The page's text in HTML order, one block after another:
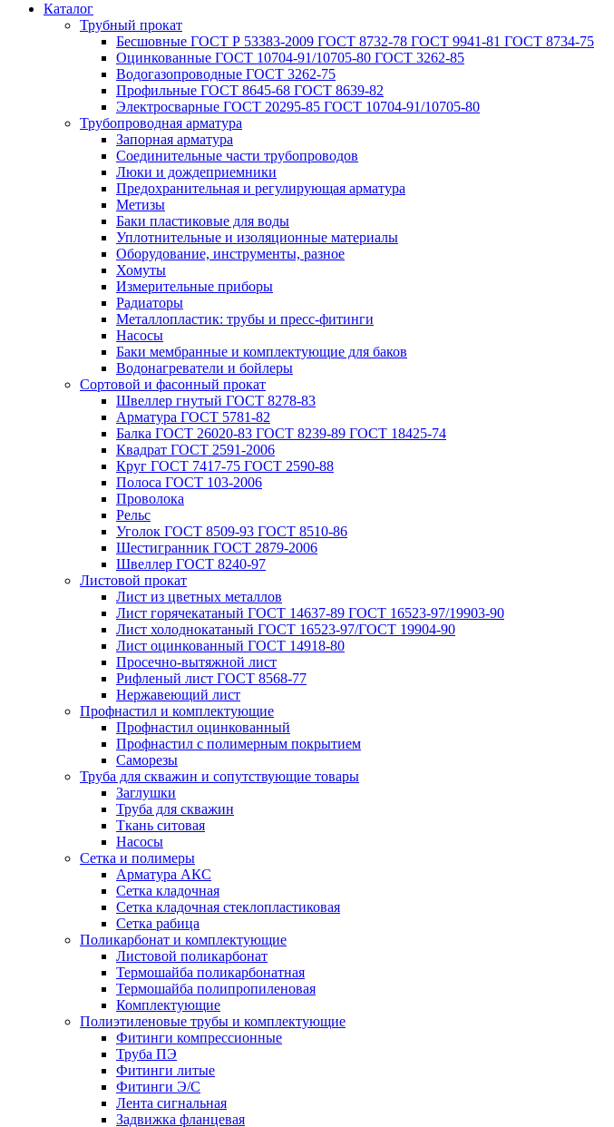
Каталог
Трубный прокат
Беcшовные ГОСТ Р 53383-2009 ГОСТ 8732-78 ГОСТ 9941-81 ГОСТ 8734-75
Оцинкованные ГОСТ 10704-91/10705-80 ГОСТ 3262-85
Водогазопроводные ГОСТ 3262-75
Профильные ГОСТ 8645-68 ГОСТ 8639-82
Электросварные ГОСТ 20295-85 ГОСТ 10704-91/10705-80
Трубопроводная арматура
Запорная арматура
Соединительные части трубопроводов
Люки и дождеприемники
Предохранительная и регулирующая арматура
Метизы
Баки пластиковые для воды
Уплотнительные и изоляционные материалы
Оборудование, инструменты, разное
Хомуты
Измерительные приборы
Радиаторы
Металлопластик: трубы и пресс-фитинги
Насосы
Баки мембранные и комплектующие для баков
Водонагреватели и бойлеры
Сортовой и фасонный прокат
Швеллер гнутый ГОСТ 8278-83
Арматура ГОСТ 5781-82
Балка ГОСТ 26020-83 ГОСТ 8239-89 ГОСТ 18425-74
Квадрат ГОСТ 2591-2006
Круг ГОСТ 7417-75 ГОСТ 2590-88
Полоса ГОСТ 103-2006
Проволока
Рельс
Уголок ГОСТ 8509-93 ГОСТ 8510-86
Шестигранник ГОСТ 2879-2006
Швеллер ГОСТ 8240-97
Листовой прокат
Лист из цветных металлов
Лист горячекатаный ГОСТ 14637-89 ГОСТ 16523-97/19903-90
Лист холоднокатаный ГОСТ 16523-97/ГОСТ 19904-90
Лист оцинкованный ГОСТ 14918-80
Просечно-вытяжной лист
Рифленый лист ГОСТ 8568-77
Нержавеющий лист
Профнастил и комплектующие
Профнастил оцинкованный
Профнастил с полимерным покрытием
Саморезы
Труба для скважин и сопутствующие товары
Заглушки
Труба для скважин
Ткань ситовая
Насосы
Сетка и полимеры
Арматура АКС
Сетка кладочная
Сетка кладочная стеклопластиковая
Сетка рабица
Поликарбонат и комплектующие
Листовой поликарбонат
Термошайба поликарбонатная
Термошайба полипропиленовая
Комплектующие
Полиэтиленовые трубы и комплектующие
Фитинги компрессионные
Труба ПЭ
Фитинги литые
Фитинги Э/С
Лента сигнальная
Задвижка фланцевая